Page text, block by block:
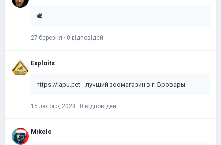
🕊️
27 березня · 0 відповідей
Exploits
https://lapu.pet - лучший зоомагазин в г. Бровары
15 лютого, 2020 · 0 відповідей
Mikele